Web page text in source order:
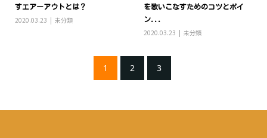
すエアーアウトとは？
2020.03.23 未分類
を歌いこなすためのコツとポイ
ン...
2020.03.23 未分類
1 2 3